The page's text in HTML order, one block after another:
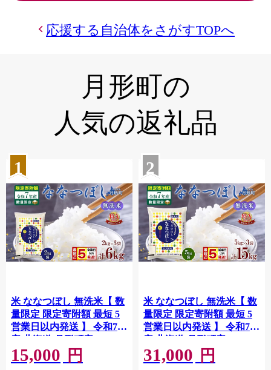
応援する自治体をさがすTOPへ
月形町の
人気の返礼品
1
米 ななつぼし 無洗米【 数
量限定 限定寄附額 最短 5
営業日以内発送 】 令和7年
産 北海道 月形町産
6kg(2kg×3袋) 白米 お米 こ
め コメ おこめ 最短配送 特
15,000 円
2
米 ななつぼし 無洗米【 数
量限定 限定寄附額 最短 5
営業日以内発送 】 令和7年
産 北海道 月形町産
15kg(5kg×3袋) 白米 お米
こめ コメ おこめ 最短配送
31,000 円